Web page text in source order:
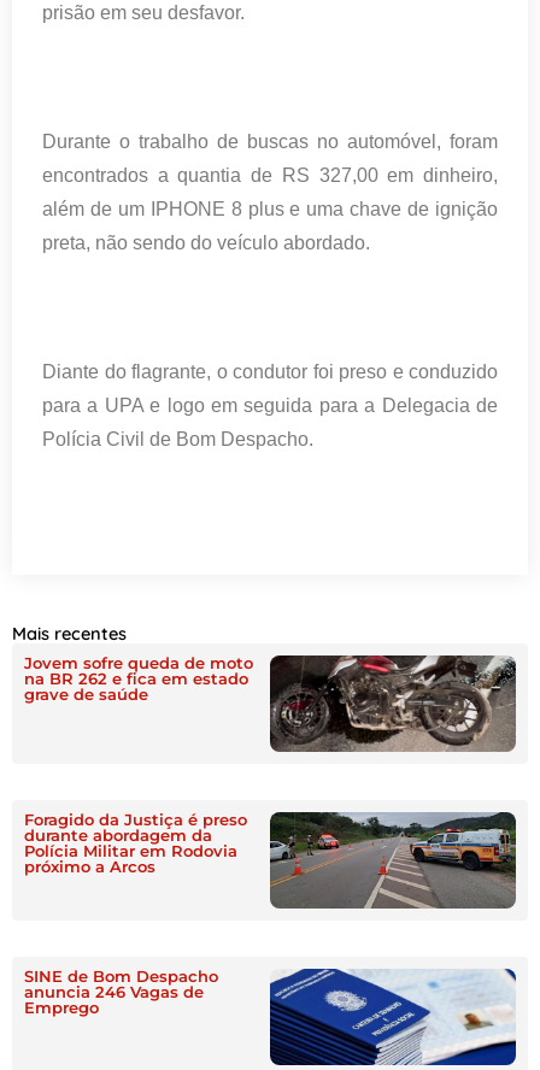
prisão em seu desfavor.
Durante o trabalho de buscas no automóvel, foram
encontrados a quantia de RS 327,00 em dinheiro,
além de um IPHONE 8 plus e uma chave de ignição
preta, não sendo do veículo abordado.
Diante do flagrante, o condutor foi preso e conduzido
para a UPA e logo em seguida para a Delegacia de
Polícia Civil de Bom Despacho.
Mais recentes
Jovem sofre queda de moto
na BR 262 e fica em estado
grave de saúde
Foragido da Justiça é preso
durante abordagem da
Polícia Militar em Rodovia
próximo a Arcos
SINE de Bom Despacho
anuncia 246 Vagas de
Emprego